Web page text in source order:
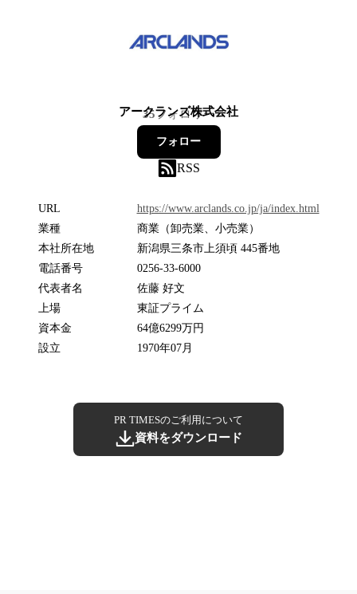
アークランズ株式会社
35フォロワー
フォロー
RSS
URL
https://www.arclands.co.jp/ja/index.html
業種
商業（卸売業、小売業）
本社所在地
新潟県三条市上須頃 445番地
電話番号
0256-33-6000
代表者名
佐藤 好文
上場
東証プライム
資本金
64億6299万円
設立
1970年07月
PR TIMESのご利用について
資料をダウンロード